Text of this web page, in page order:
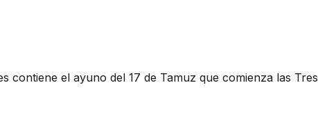
contiene el ayuno del 17 de Tamuz que comienza las